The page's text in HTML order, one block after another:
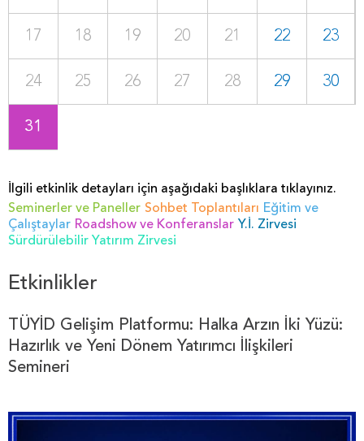
17 18 19 20 21 22 23
24 25 26 27 28 29 30
31
İlgili etkinlik detayları için aşağıdaki başlıklara tıklayınız.
Seminerler ve Paneller Sohbet Toplantıları Eğitim ve
Çalıştaylar Roadshow ve Konferanslar Y.İ. Zirvesi
Sürdürülebilir Yatırım Zirvesi
Etkinlikler
TÜYİD Gelişim Platformu: Halka Arzın İki Yüzü:
Hazırlık ve Yeni Dönem Yatırımcı İlişkileri
Semineri